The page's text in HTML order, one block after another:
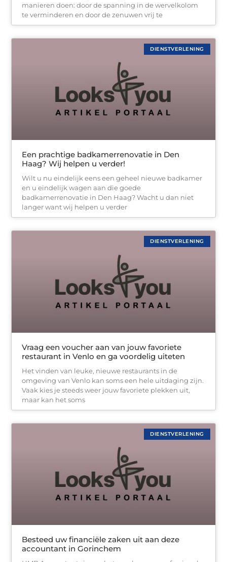
manieren doen: door de spanning in de wervelkolom
te verminderen en door de zenuwen vrij te
DIENSTVERLENING
Een prachtige badkamerrenovatie in Den
Haag? Wij helpen u verder!
Wilt u nu eindelijk eens een geheel nieuwe badkamer
en u eindelijk wagen aan die goede
badkamerrenovatie in Den Haag? Wacht u dan niet
langer want wij helpen u verder
DIENSTVERLENING
Vraag een voucher aan van jouw favoriete
restaurant in Venlo en ga voordelig uiteten
Het vinden van leuke, nieuwe restaurants in de
omgeving van Venlo kan soms een hele uitdaging zijn.
Vaak kies je steeds weer jouw favoriete plekken uit,
maar kan het soms
DIENSTVERLENING
Besteed uw financiële zaken uit aan deze
accountant in Gorinchem